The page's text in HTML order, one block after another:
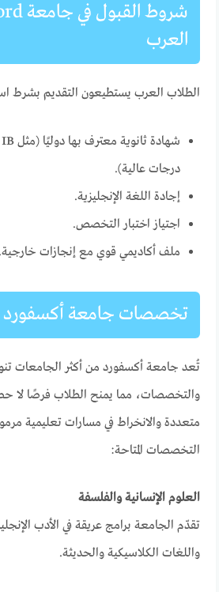
العرب
الطلاب العرب يستطيعون التقديم بشرط
درجات عالية).
إجادة اللغة الإنجليزية.
اجتياز اختبار التخصص.
ملف أكاديمي قوي مع إنجازات خارجية.
تخصصات جامعة أكسفورد
تُعد جامعة أكسفورد من أكثر الجامعات
والتخصصات، مما يمنح الطلاب فرصًا لا
متعددة والانخراط في مسارات تعليمية
التخصصات المتاحة:
العلوم الإنسانية والفلسفة
تقدّم الجامعة برامج عريقة في الأدب
واللغات الكلاسيكية والحديثة.